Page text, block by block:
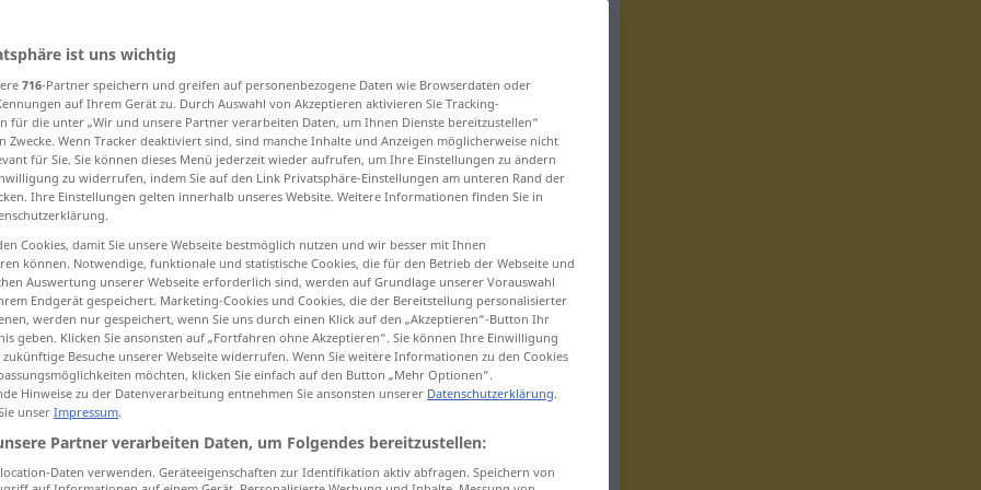
rubbish, twaddle blunder
Unsinn Torheit
, be
eswäreUnsinn, so etwaszutun
mach keinen Unsinn! sei nicht töricht
mach keinen Unsinn! mach keinen
Unfug
ist uns wichtig
716-Partner speichern und greifen auf personenbezogene Daten wie Browserdaten oder
auf Ihrem Gerät zu. Durch Auswahl von Akzeptieren aktivieren Sie Tracking-
für die unter „Wir und unsere Partner verarbeiten Daten, um Ihnen Dienste bereitzustellen“
Zwecke. Wenn Tracker deaktiviert sind, sind manche Inhalte und Anzeigen möglicherweise nicht
für Sie. Sie können dieses Menü jederzeit wieder aufrufen, um Ihre Einstellungen zu ändern
zu widerrufen, indem Sie auf den Link Privatsphäre-Einstellungen am unteren Rand der
Ihre Einstellungen gelten innerhalb unseres Website. Weitere Informationen finden Sie in
Cookies, damit Sie unsere Webseite bestmöglich nutzen und wir besser mit Ihnen
können. Notwendige, funktionale und statistische Cookies, die für den Betrieb der Webseite und
Auswertung unserer Webseite erforderlich sind, werden auf Grundlage unserer Vorauswahl
Endgerät gespeichert. Marketing-Cookies und Cookies, die der Bereitstellung personalisierter
werden nur gespeichert, wenn Sie uns durch einen Klick auf den „Akzeptieren“-Button Ihr
geben. Klicken Sie ansonsten auf „Fortfahren ohne Akzeptieren“. Sie können Ihre Einwilligung
Besuche unserer Webseite widerrufen. Wenn Sie weitere Informationen zu den Cookies
möchten, klicken Sie einfach auf den Button „Mehr Optionen“.
Hinweise zu der Datenverarbeitung entnehmen Sie ansonsten unserer Datenschutzerklärung.
unser Impressum.
Partner verarbeiten Daten, um Folgendes bereitzustellen:
Daten verwenden. Geräteeigenschaften zur Identifikation aktiv abfragen. Speichern von